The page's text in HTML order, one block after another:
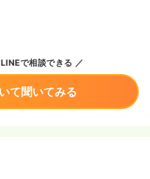
で相談できる
て聞いてみる